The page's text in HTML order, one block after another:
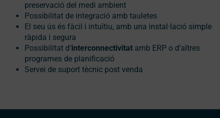
preservació del medi ambient
Possibilitat de integració amb tauletes
El seu ús és fàcil i intuïtiu, amb una instal·lació simple
ràpida i segura
Possibilitat d’interconnectivitat amb ERP o d’altres
programes de planificació
Servei de suport tècnic post venda